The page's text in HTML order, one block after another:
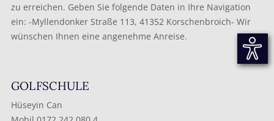
zu erreichen. Geben Sie folgende Daten in Ihre Navigation
ein: -Myllendonker Straße 113, 41352 Korschenbroich- Wir
wünschen Ihnen eine angenehme Anreise.
GOLFSCHULE
Hüseyin Can